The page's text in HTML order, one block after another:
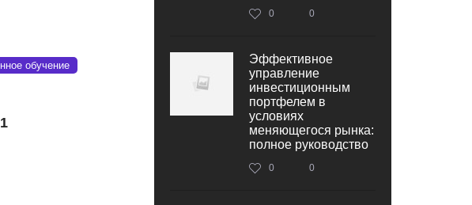
обучение
0 0
Эффективное
управление
инвестиционным
портфелем в
условиях
меняющегося рынка:
полное руководство
0 0